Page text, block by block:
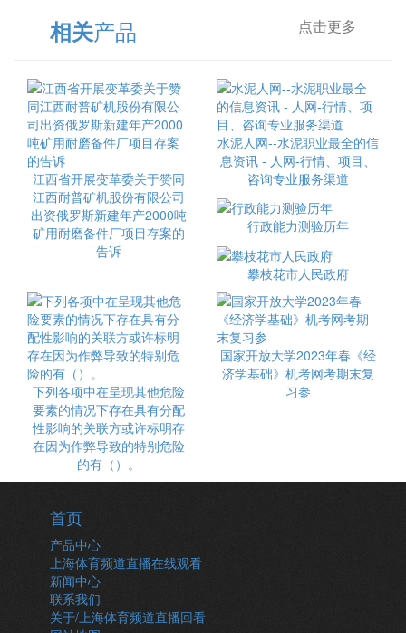
相关产品 点击更多
江西省开展变革委关于赞同
江西耐普矿机股份有限公司
出资俄罗斯新建年产2000吨
矿用耐磨备件厂项目存案的
告诉
水泥人网--水泥职业最全的信
息资讯 - 人网-行情、项目、
咨询专业服务渠道
行政能力测验历年
攀枝花市人民政府
下列各项中在呈现其他危险
要素的情况下存在具有分配
性影响的关联方或许标明存
在因为作弊导致的特别危险
的有（）。
国家开放大学2023年春《经
济学基础》机考网考期末复
习参
首页
产品中心
上海体育频道直播在线观看
新闻中心
联系我们
关于/上海体育频道直播回看